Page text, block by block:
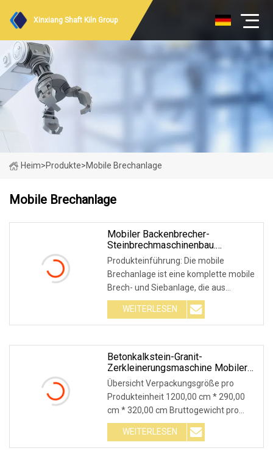
Xinxiang Shaft Kiln Group
Heim>Produkte>Mobile Brechanlage
Mobile Brechanlage
Mobiler Backenbrecher-
Steinbrechmaschinenbau.
Verwenden Sie Eine Halb Tragbare
Mobile Brechanlage
Produkteinführung: Die mobile
Brechanlage ist eine komplette mobile
Brech- und Siebanlage, die aus
Rohstoffbehältern bes
WEITERLESEN
Betonkalkstein-Granit-
Zerkleinerungsmaschine Mobiler
Steinbacken-Kegelbrecher-
Anlagenpreis
Übersicht Verpackungsgröße pro
Produkteinheit 1200,00 cm * 290,00
cm * 320,00 cm Bruttogewicht pro
Produkteinheit 28000,
WEITERLESEN